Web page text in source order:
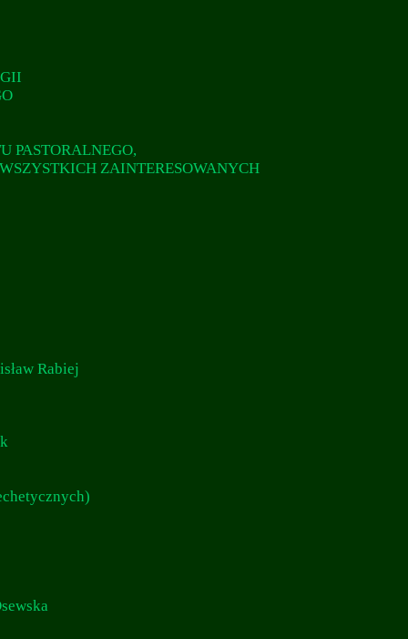
PASTORALNEGO,
ZAINTERESOWANYCH
Rabiej